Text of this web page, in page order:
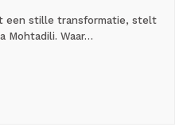
een stille transformatie, stelt
Mohtadili. Waar…